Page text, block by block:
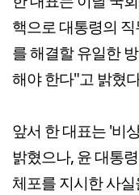
핵으로 대통령의
를 해결할 유일한
해야 한다"고 밝혔
앞서 한 대표는 '비
밝혔으나, 윤 대통
체포를 지시한 사